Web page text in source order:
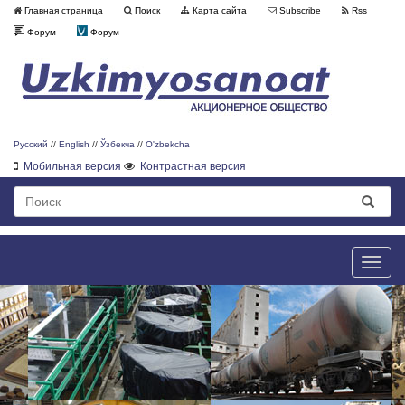
Главная страница Поиск Карта сайта Subscribe Rss
Форум Форум
Русский // English // Ўзбекча // O'zbekcha
Мобильная версия Контрастная версия
Toggle